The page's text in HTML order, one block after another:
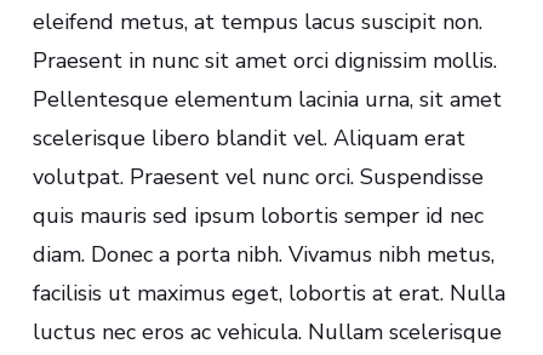
eleifend metus, at tempus lacus suscipit non.
Praesent in nunc sit amet orci dignissim mollis.
Pellentesque elementum lacinia urna, sit amet
scelerisque libero blandit vel. Aliquam erat
volutpat. Praesent vel nunc orci. Suspendisse
quis mauris sed ipsum lobortis semper id nec
diam. Donec a porta nibh. Vivamus nibh metus,
facilisis ut maximus eget, lobortis at erat. Nulla
luctus nec eros ac vehicula. Nullam scelerisque